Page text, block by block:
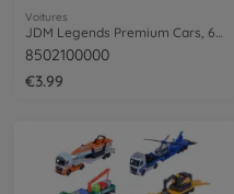
Voitures
JDM Legends Premium Cars, 6-asst.
8502100000
€3.99